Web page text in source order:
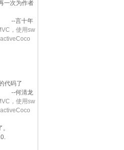
一次为作者
--言十年
，使用sw
代码了
--何清龙
，使用sw